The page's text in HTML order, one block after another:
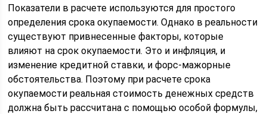
Показатели в расчете используются для простого
определения срока окупаемости. Однако в реальности
существуют привнесенные факторы, которые
влияют на срок окупаемости. Это и инфляция, и
изменение кредитной ставки, и форс-мажорные
обстоятельства. Поэтому при расчете срока
окупаемости реальная стоимость денежных средств
должна быть рассчитана с помощью особой формулы,